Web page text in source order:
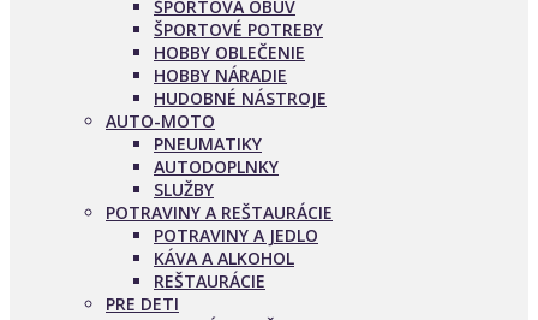
ŠPORTOVÁ OBUV
ŠPORTOVÉ POTREBY
HOBBY OBLEČENIE
HOBBY NÁRADIE
HUDOBNÉ NÁSTROJE
AUTO-MOTO
PNEUMATIKY
AUTODOPLNKY
SLUŽBY
POTRAVINY A REŠTAURÁCIE
POTRAVINY A JEDLO
KÁVA A ALKOHOL
REŠTAURÁCIE
PRE DETI